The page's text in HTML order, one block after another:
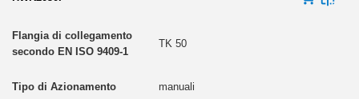
TK 50
manuali